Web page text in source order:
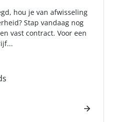
hou je van afwisseling
Stap vandaag nog
vast contract. Voor een